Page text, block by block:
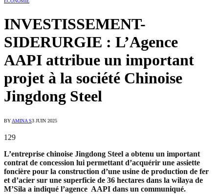
INVESTISSEMENT-
SIDERURGIE : L’Agence
AAPI attribue un important
projet à la société Chinoise
Jingdong Steel
BYAMINA S3 JUIN 2025
129
L’entreprise chinoise Jingdong Steel a obtenu un important
contrat de concession lui permettant d’acquérir une assiette
foncière pour la construction d’une usine de production de fer
et d’acier sur une superficie de 36 hectares dans la wilaya de
M’Sila a indiqué l’agence AAPI dans un communiqué.